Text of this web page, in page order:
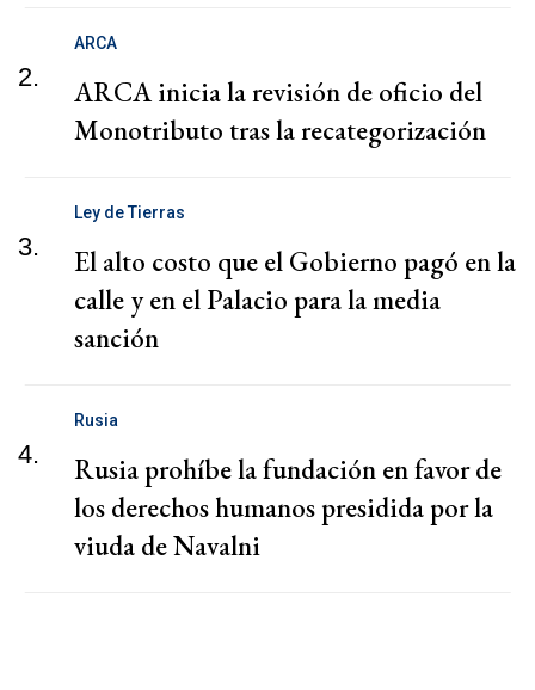
2.
ARCA
ARCA inicia la revisión de oficio del
Monotributo tras la recategorización
3.
Ley de Tierras
El alto costo que el Gobierno pagó en la
calle y en el Palacio para la media
sanción
4.
Rusia
Rusia prohíbe la fundación en favor de
los derechos humanos presidida por la
viuda de Navalni